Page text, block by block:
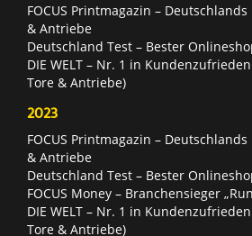
FOCUS Printmagazin –
& Antriebe
Deutschland Test – Bester
DIE WELT – Nr. 1 in
Tore & Antriebe)
2023
FOCUS Printmagazin –
& Antriebe
Deutschland Test – Bester
FOCUS Money – Branchensieger
DIE WELT – Nr. 1 in
Tore & Antriebe)